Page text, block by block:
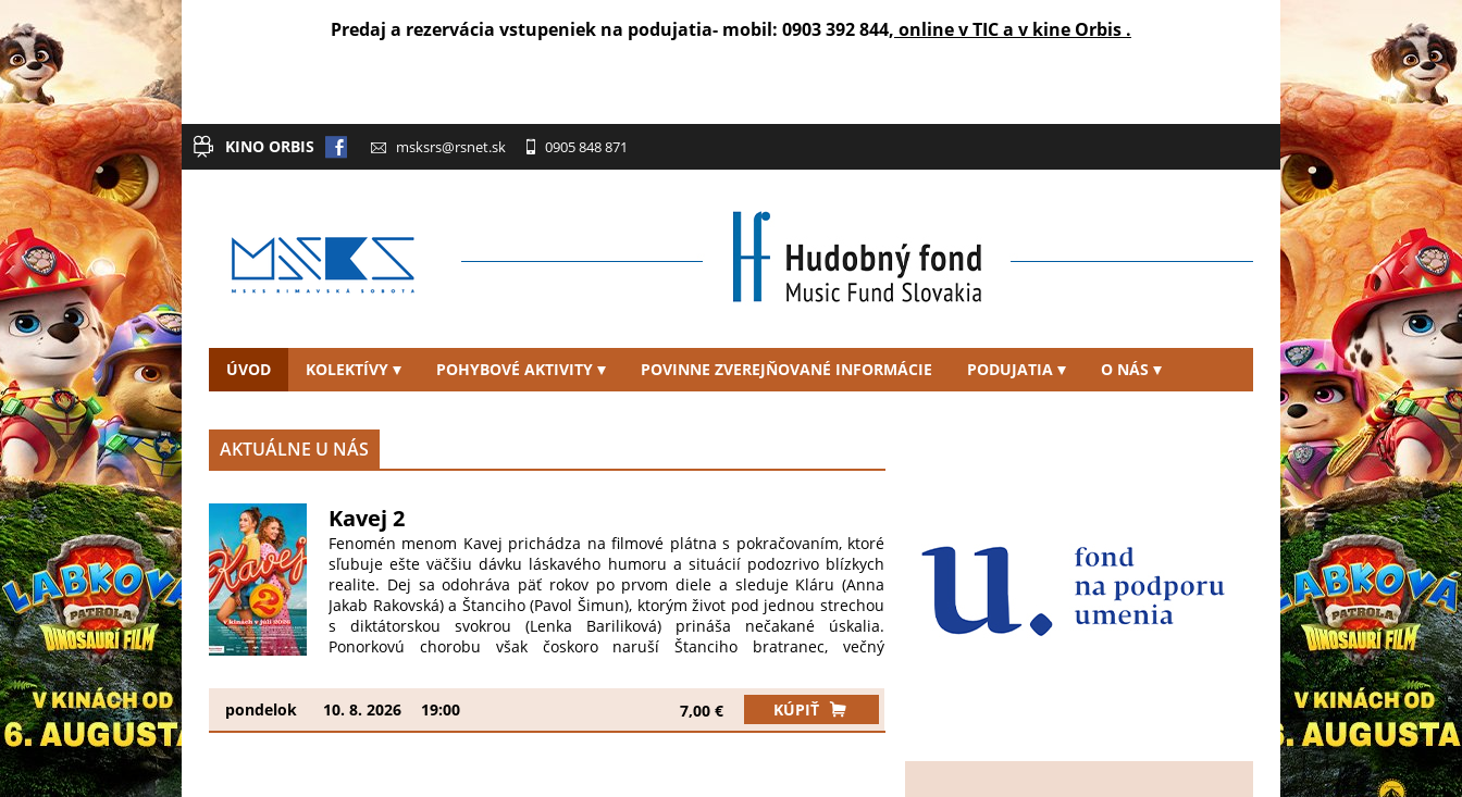
Predaj a rezervácia vstupeniek na podujatia- mobil: 0903 392 844, online v TIC a v kine Orbis .
KINO ORBIS msksrs@rsnet.sk 0905 848 871
ÚVOD KOLEKTÍVY POHYBOVÉ AKTIVITY POVINNE ZVEREJŇOVANÉ INFORMÁCIE PODUJATIA O NÁS
AKTUÁLNE U NÁS
Kavej 2
Fenomén menom Kavej prichádza na filmové plátna s pokračovaním, ktoré
sľubuje ešte väčšiu dávku láskavého humoru a situácií podozrivo blízkych
realite. Dej sa odohráva päť rokov po prvom diele a sleduje Kláru (Anna
Jakab Rakovská) a Štanciho (Pavol Šimun), ktorým život pod jednou strechou
s diktátorskou svokrou (Lenka Bariliková) prináša nečakané úskalia.
Ponorkovú chorobu však čoskoro naruší Štanciho bratranec, večný
sklamanie v láske, Klára sa ju rozhodne zachrániť a vezme ju na Šíravu, kde
spolu s nevestami z jednotky (Lýdia Ondrušová, Zuzana Dancáková a Dana
Droppová) rozbiehajú babskú jazdu s jasným cieľom – nájsť jej nového
pondelok 10. 8. 2026 19:00 7,00 € KÚPIŤ